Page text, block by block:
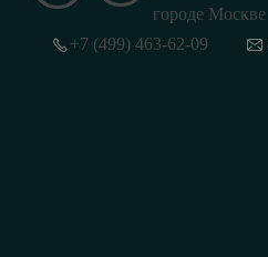
городе Москве
+7 (499) 463-62-09